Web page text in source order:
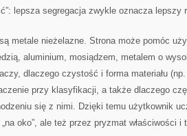
lepsza segregacja zwykle oznacza lepszy
metale nieżelazne. Strona może pomóc
aluminium, mosiądzem, metalem o
dlaczego czystość i forma materiału
przy klasyfikacji, a także dlaczego
się z nimi. Dzięki temu użytkownik
oko”, ale też przez pryzmat właściwości